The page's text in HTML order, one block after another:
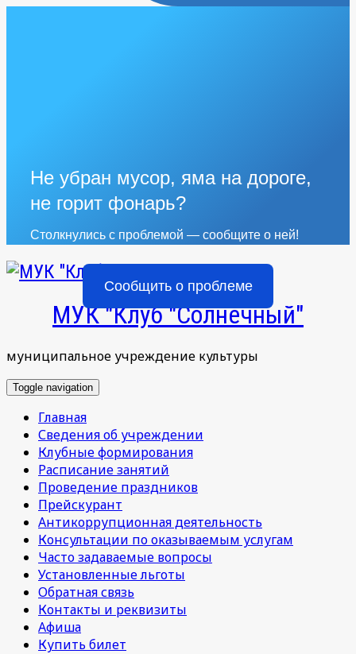
Не убран мусор, яма на дороге,
не горит фонарь?
Столкнулись с проблемой — сообщите о ней!
Сообщить о проблеме
МУК "Клуб "Солнечный"
муниципальное учреждение культуры
Toggle navigation
Главная
Сведения об учреждении
Клубные формирования
Расписание занятий
Проведение праздников
Прейскурант
Антикоррупционная деятельность
Консультации по оказываемым услугам
Часто задаваемые вопросы
Установленные льготы
Обратная связь
Контакты и реквизиты
Афиша
Купить билет